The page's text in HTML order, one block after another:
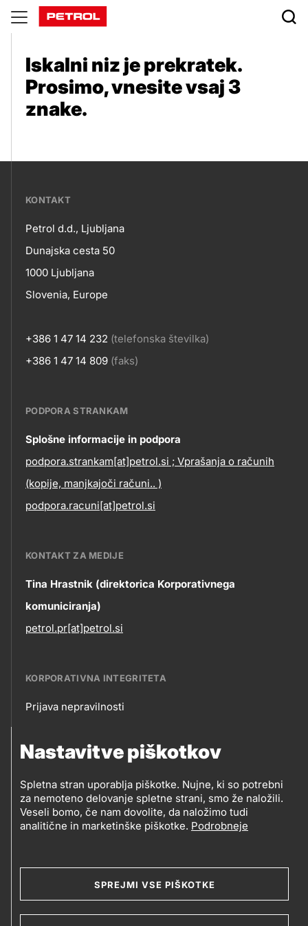
Nastavitve piškotkov
Spletna stran uporablja piškotke. Nujne, ki so potrebni
za nemoteno delovanje spletne strani, smo že naložili.
Veseli bomo, če nam dovolite, da naložimo tudi
analitične in marketinške piškotke. Podrobneje
SPREJMI VSE PIŠKOTKE
Ni
zadetkov
Iskalni niz je prekratek.
Prosimo, vnesite vsaj 3
znake.
???
skupno.footer-
title???
KONTAKT
Kontakt
Petrol d.d., Ljubljana
Dunajska cesta 50
1000 Ljubljana
Slovenia, Europe
+386 1 47 14 232 (telefonska številka)
+386 1 47 14 809 (faks)
Contact
information
PODPORA STRANKAM
Splošne informacije in podpora
podpora.strankam[at]petrol.si ; Vprašanja o računih
(kopije, manjkajoči računi.. )
podpora.racuni[at]petrol.si
KONTAKT ZA MEDIJE
Tina Hrastnik (direktorica Korporativnega
komuniciranja)
petrol.pr[at]petrol.si
KORPORATIVNA INTEGRITETA
integriteta
Prijava nepravilnosti
SLEDITE NAM
Sledite
nam
Prodajna mesta
© 2019-2026 Petrol d.d., Ljubljana. Pravni pogoji